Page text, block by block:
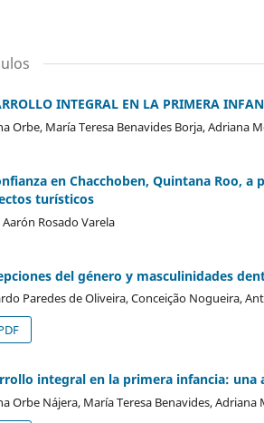
INTEGRAL EN LA PRIMERA
Orbe, María Teresa Benavides Borja, Adriana
en Chacchoben, Quintana Roo,
turísticos
Rosado Varela
del género y masculinidades
Paredes de Oliveira, Conceição Nogueira,
integral en la primera infancia:
Orbe Nájera, María Teresa Benavides,